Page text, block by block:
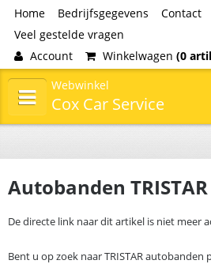
Home Bedrijfsgegevens Contact
Veel gestelde vragen
Account
Winkelwagen (0
Webwinkel
Cox Car Service
Autobanden TRISTAR
De directe link naar dit artikel is niet meer
Bent u op zoek naar TRISTAR